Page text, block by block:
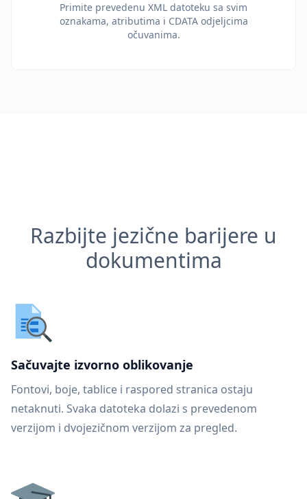
Primite prevedenu XML datoteku sa svim
oznakama, atributima i CDATA odjeljcima
očuvanima.
Razbijte jezične barijere u
dokumentima
Sačuvajte izvorno oblikovanje
Fontovi, boje, tablice i raspored stranica ostaju
netaknuti. Svaka datoteka dolazi s prevedenom
verzijom i dvojezičnom verzijom za pregled.